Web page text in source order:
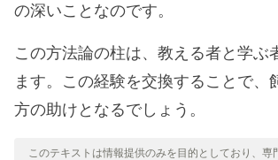
の深いことなのです。
この方法論の柱は、教える者と学ぶ
ます。この経験を交換することで、
方の助けとなるでしょう。
このテキストは情報提供のみを目的としており、専